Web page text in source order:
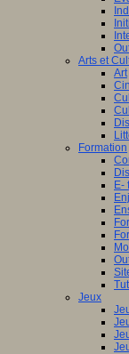
Arts et
Art
Formation
E-
Jeux